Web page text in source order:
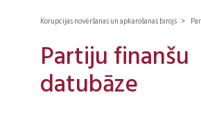
Korupcijas novēršanas un apkarošanas birojs >
Partiju finanšu
datubāze